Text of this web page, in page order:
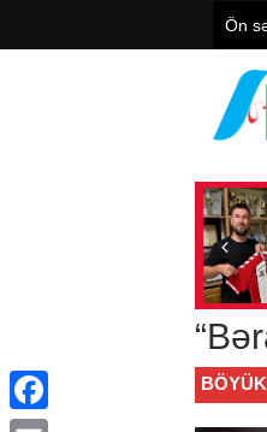
Ön
Qaqauziyada
klublarına geyim
dəstləri hədiyyə
Baxış sayı: 85
Facebook